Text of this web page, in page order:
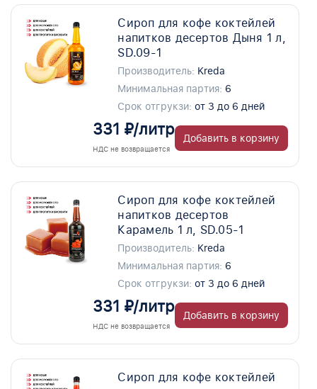
Сироп для кофе коктейлей
напитков десертов Дыня 1 л,
SD.09-1
Производитель: Kreda
Минимальная партия: 6
Срок отгрукзи: от 3 до 6 дней
331 ₽/литр
НДС не возвращается
Добавить в корзину
Сироп для кофе коктейлей
напитков десертов
Карамель 1 л, SD.05-1
Производитель: Kreda
Минимальная партия: 6
Срок отгрукзи: от 3 до 6 дней
331 ₽/литр
НДС не возвращается
Добавить в корзину
Сироп для кофе коктейлей